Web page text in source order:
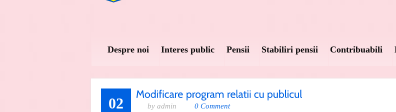
Despre noi Interes public Pensii Stabiliri pensii Contribuabili
02 by admin 0 Comment